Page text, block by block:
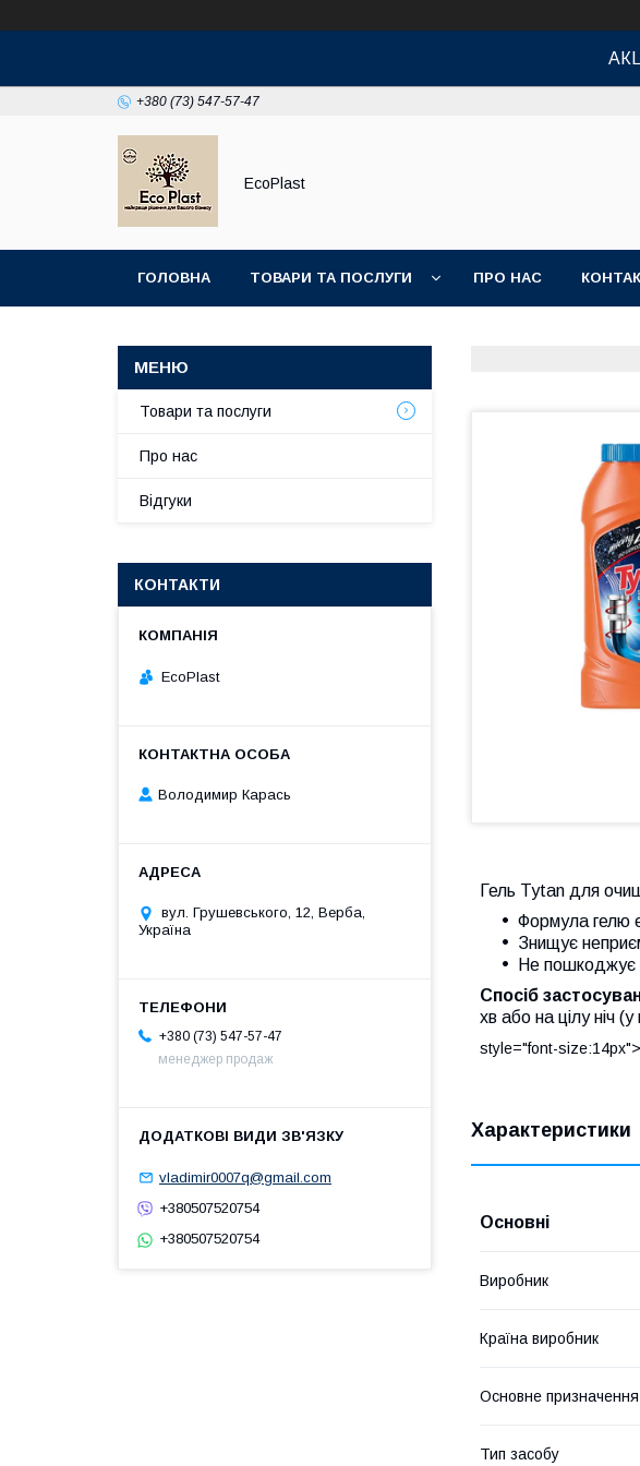
+380 (73) 547-57-47
EcoPlast
ГОЛОВНА ТОВАРИ ТА ПОСЛУГИ ПРО НАС
Гель Tytan для
Формула гелю
Знищує
Не пошкоджує
Спосіб
хв або на цілу ніч
style="font-size:14px">
Характеристики
Основні
Виробник
Країна виробник
Основне
Тип засобу
Товари та послуги
Про нас
Відгуки
КОНТАКТИ
EcoPlast
Володимир Карась
вул. Грушевського, 12, Верба,
Україна
+380 (73) 547-57-47
менеджер продаж
vladimir0007q@gmail.com
+380507520754
+380507520754